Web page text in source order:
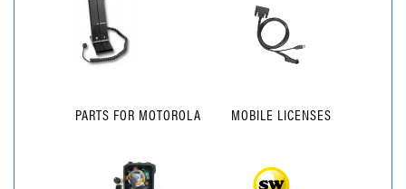
PARTS FOR MOTOROLA MOBILE LICENSES